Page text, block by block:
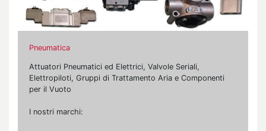
Pneumatica
Attuatori Pneumatici ed Elettrici, Valvole Seriali,
Elettropiloti, Gruppi di Trattamento Aria e Componenti
per il Vuoto
I nostri marchi: